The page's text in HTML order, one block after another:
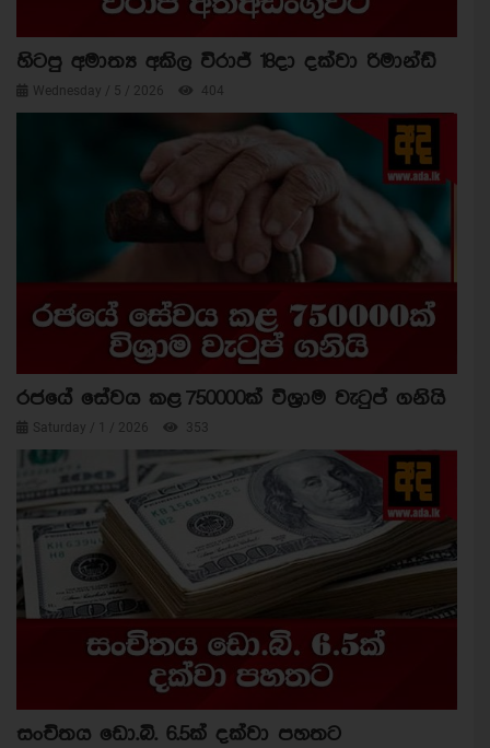
හිටපු අමාත්‍ය අකිල විරාජ් 18දා දක්වා රිමාන්ඩ්
Wednesday / 5 / 2026 404
රජයේ සේවය කළ 750000ක් විශ්‍රාම වැටුප් ගනියි
Saturday / 1 / 2026 353
සංචිතය ඩො.බි. 6.5ක් දක්වා පහතට